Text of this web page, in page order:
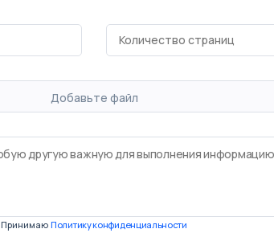
Добавьте файл
Принимаю Политику конфиденциальности